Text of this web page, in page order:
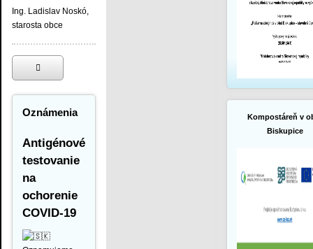
Ing. Ladislav Noskó,
starosta obce
Oznámenia
Antigénové
testovanie
na
ochorenie
COVID-19
Kompostáreň v
Biskupice